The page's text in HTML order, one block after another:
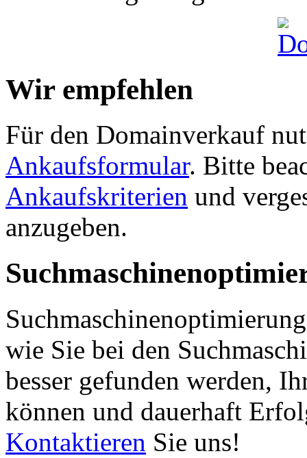
Wir empfehlen
Für den Domainverkauf
Ankaufsformular. Bitte
Ankaufskriterien und
anzugeben.
wie Sie bei den
besser gefunden werden,
können und dauerhaft
Kontaktieren Sie uns!